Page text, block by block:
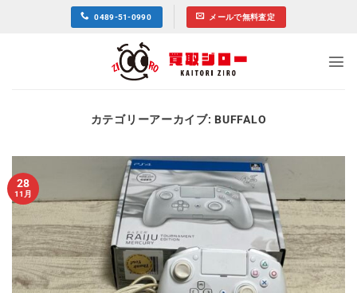
0489-51-0990 メールで無料査定
カテゴリーアーカイブ: BUFFALO
28
11月